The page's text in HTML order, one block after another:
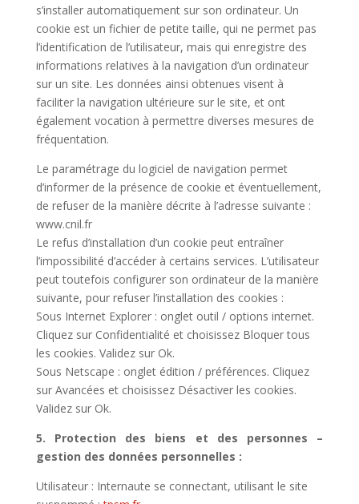
s’installer automatiquement sur son ordinateur. Un
cookie est un fichier de petite taille, qui ne permet pas
l’identification de l’utilisateur, mais qui enregistre des
informations relatives à la navigation d’un ordinateur
sur un site. Les données ainsi obtenues visent à
faciliter la navigation ultérieure sur le site, et ont
également vocation à permettre diverses mesures de
fréquentation.
Le paramétrage du logiciel de navigation permet
d’informer de la présence de cookie et éventuellement,
de refuser de la manière décrite à l’adresse suivante :
www.cnil.fr
Le refus d’installation d’un cookie peut entraîner
l’impossibilité d’accéder à certains services. L’utilisateur
peut toutefois configurer son ordinateur de la manière
suivante, pour refuser l’installation des cookies :
Sous Internet Explorer : onglet outil / options internet.
Cliquez sur Confidentialité et choisissez Bloquer tous
les cookies. Validez sur Ok.
Sous Netscape : onglet édition / préférences. Cliquez
sur Avancées et choisissez Désactiver les cookies.
Validez sur Ok.
5. Protection des biens et des personnes –
gestion des données personnelles :
Utilisateur : Internaute se connectant, utilisant le site